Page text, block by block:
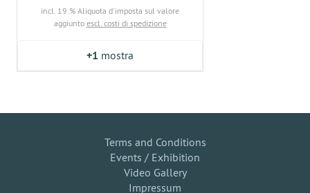
incl. 19 % Aliquota d'imposta sul valore
aggiunto escl. costi di spedizione
+1 mostra
Terms and Conditions
Events / Exhibition
Video Gallery
Impressum